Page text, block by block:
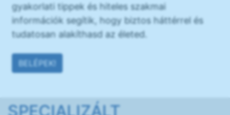
gyakorlati tippek és hiteles szakmai
információk segítik, hogy biztos háttérrel és
tudatosan alakíthasd az életed.
BELÉPEK!